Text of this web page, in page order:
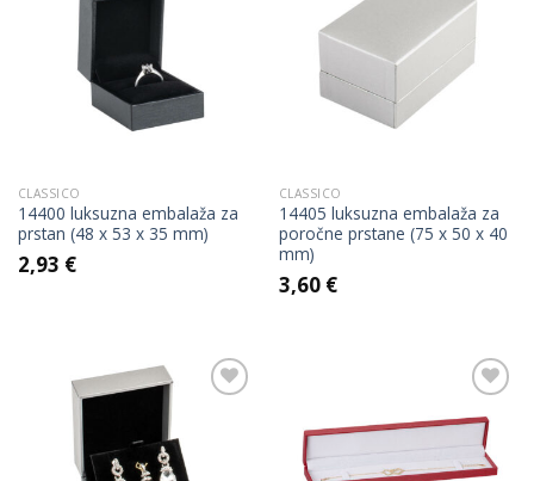
CLASSICO
14400 luksuzna embalaža za
prstan (48 x 53 x 35 mm)
2,93 €
Wishlist
CLASSICO
14405 luksuzna embalaža za
poročne prstane (75 x 50 x 40
mm)
3,60 €
Add to
Wishlist